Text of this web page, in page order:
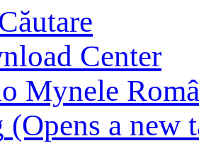
Center
Mynele
(Opens a new